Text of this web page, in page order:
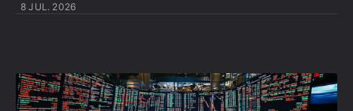
8 JUL. 2026